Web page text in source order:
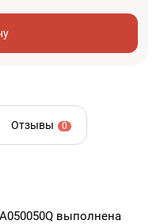
Отзывы 0
выполнена